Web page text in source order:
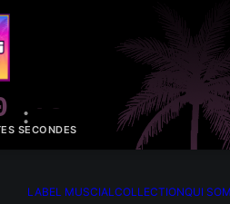
09
SECONDES
LABEL MUSCIALCOLLECTIONQUI